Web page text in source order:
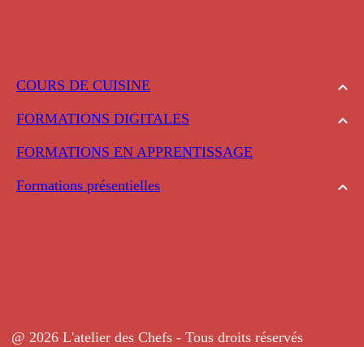
COURS DE CUISINE
FORMATIONS DIGITALES
FORMATIONS EN APPRENTISSAGE
Formations présentielles
@ 2026 L'atelier des Chefs - Tous droits réservés